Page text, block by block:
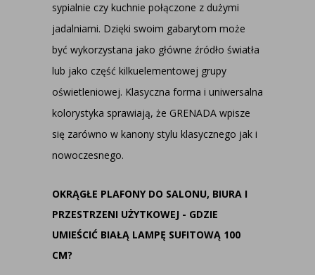
sypialnie czy kuchnie połączone z dużymi
jadalniami. Dzięki swoim gabarytom może
być wykorzystana jako główne źródło światła
lub jako część kilkuelementowej grupy
oświetleniowej. Klasyczna forma i uniwersalna
kolorystyka sprawiają, że GRENADA wpisze
się zarówno w kanony stylu klasycznego jak i
nowoczesnego.
OKRĄGŁE PLAFONY DO SALONU, BIURA I
PRZESTRZENI UŻYTKOWEJ - GDZIE
UMIEŚCIĆ BIAŁĄ LAMPĘ SUFITOWĄ 100
CM?